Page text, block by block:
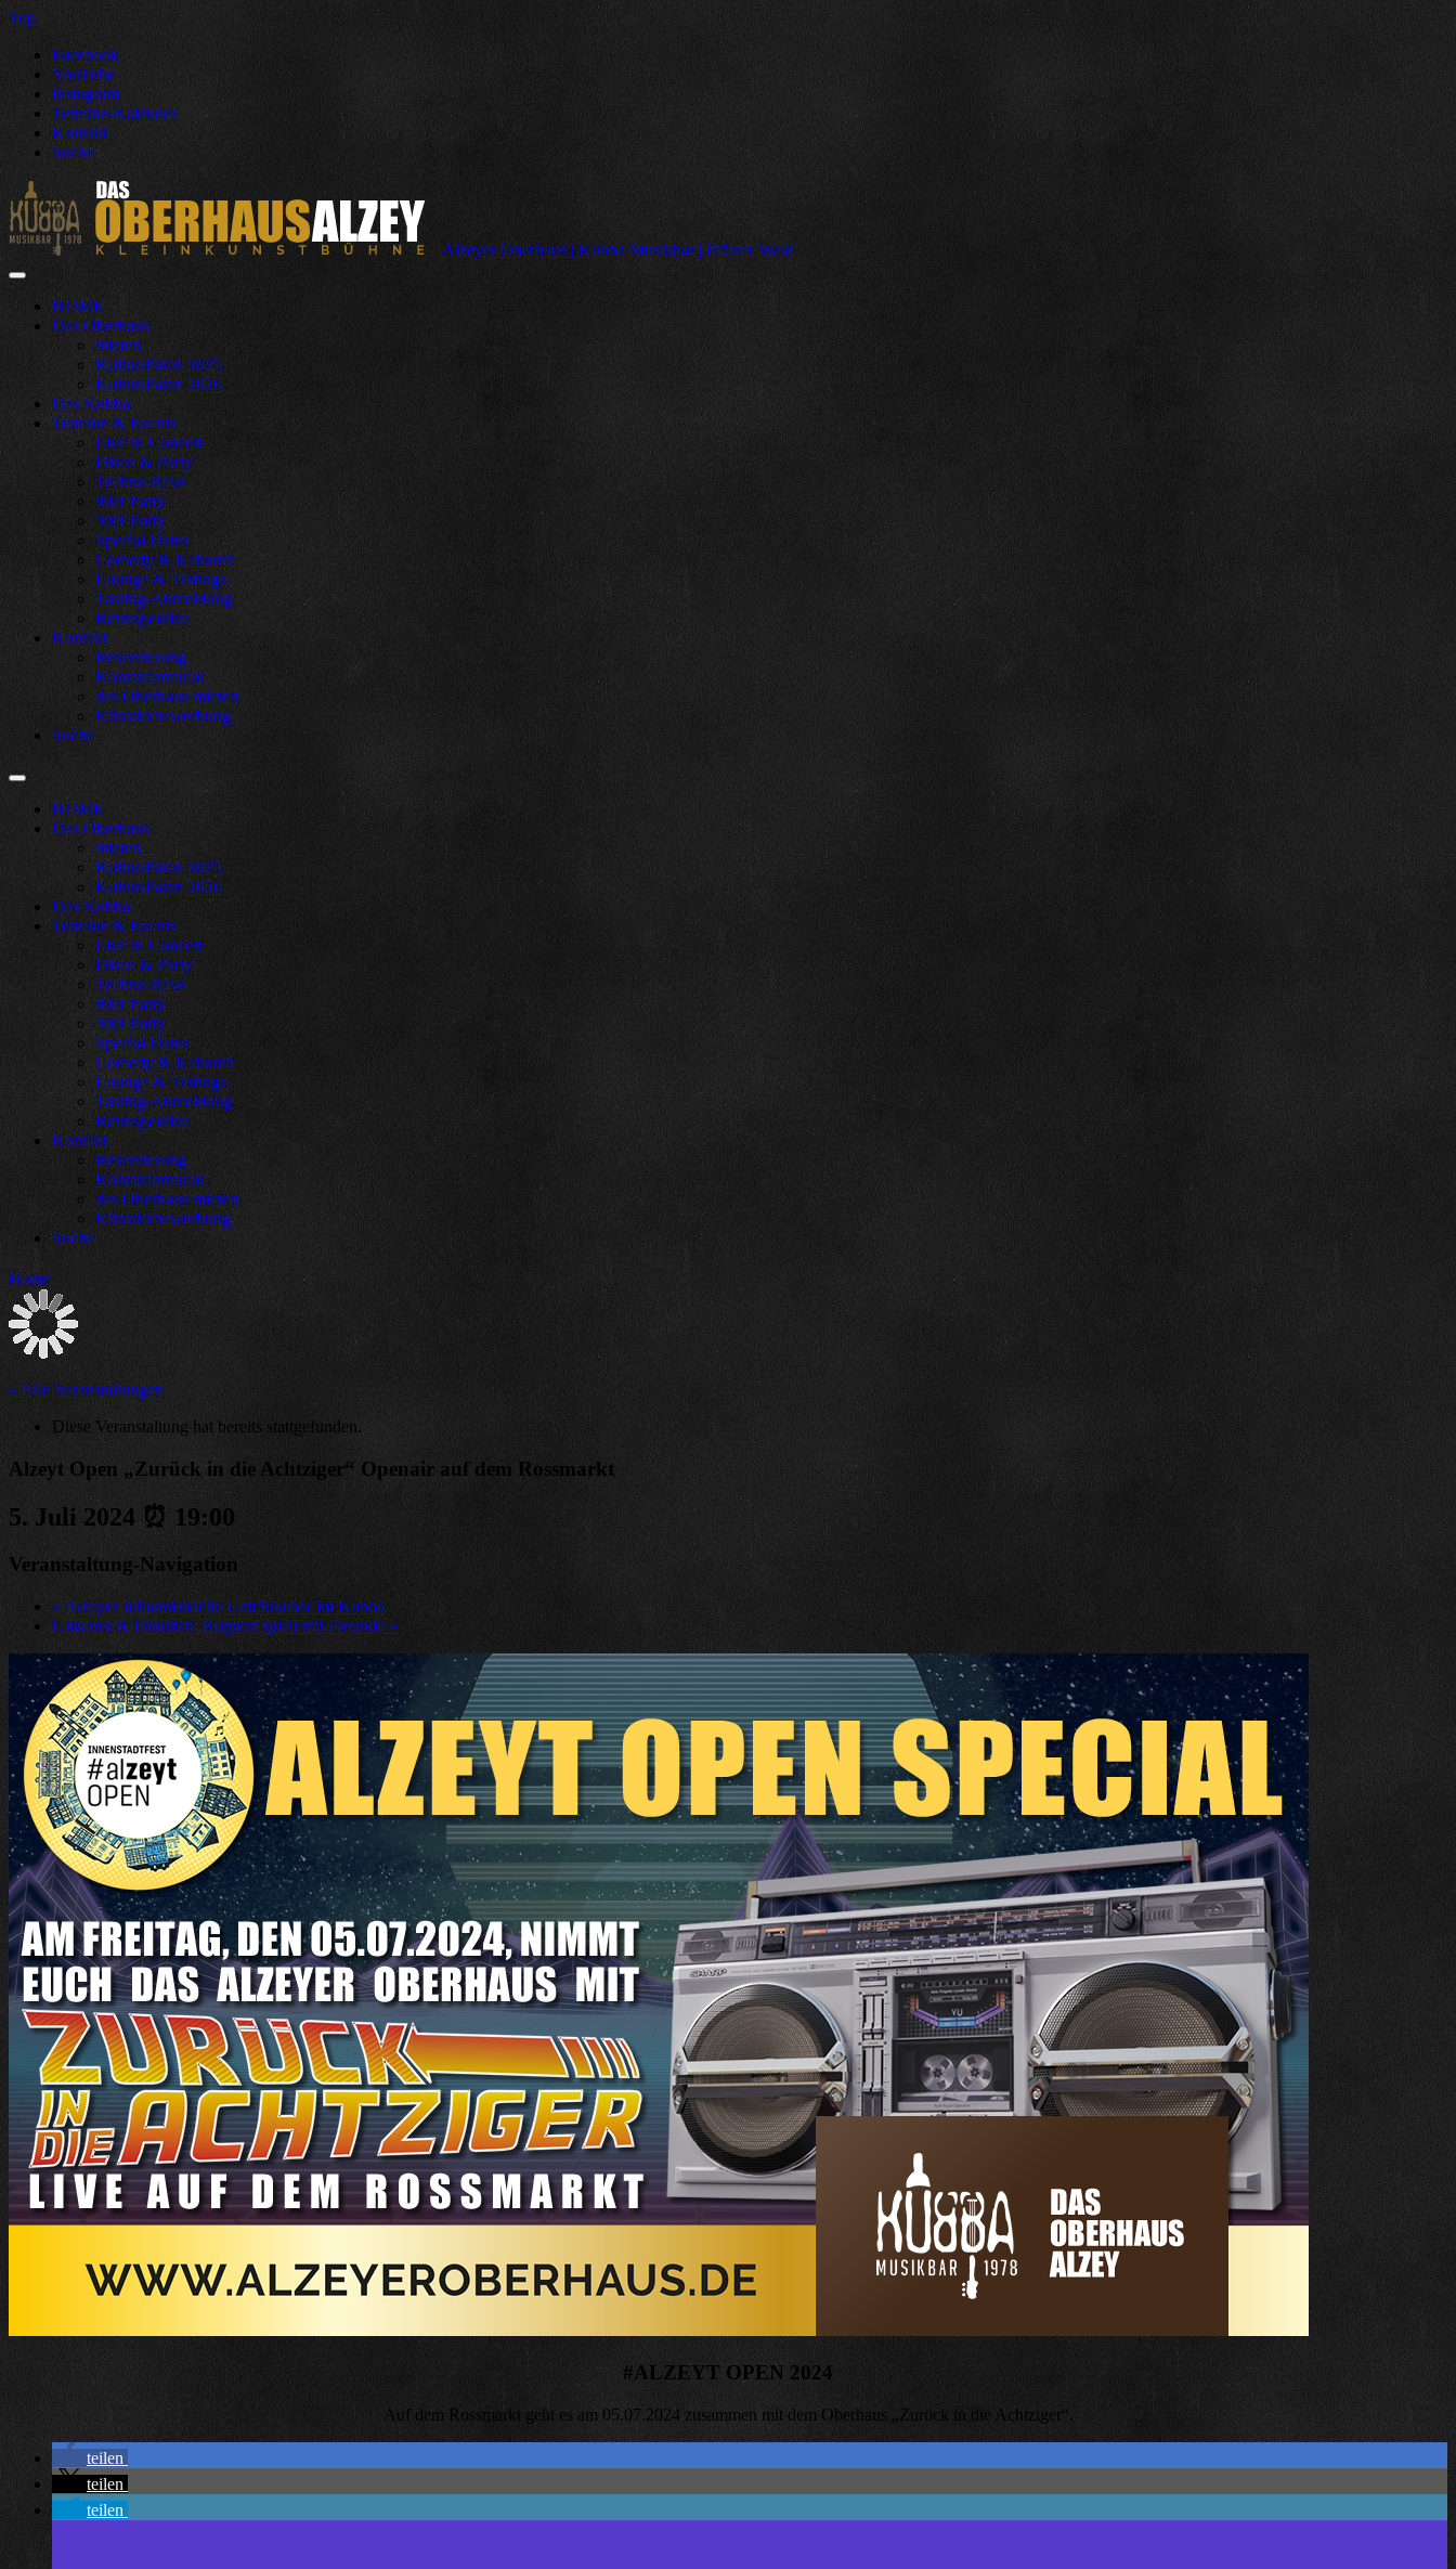
Top
Facebook
YouTube
Instagram
Termine-Kalender
Kontakt
Suche
Alzeyer Oberhaus | Kubba Musikbar | Pfälzer Wald
HOME
Das Oberhaus
mieten
Kultur-Paten 2025
Kultur-Paten 2026
Das Kubba
Termine & Events
Live in Concert
Disco & Party
Techno Rave
80er Party
90er Party
Special Dates
Comedy & Kabarett
Lounge & Tastings
Tasting-Anmeldung
Retrospektive
Kontakt
Reservierung
Kontakformular
das Oberhaus mieten
Künstlerbewerbung
Suche
HOME
Das Oberhaus
mieten
Kultur-Paten 2025
Kultur-Paten 2026
Das Kubba
Termine & Events
Live in Concert
Disco & Party
Techno Rave
80er Party
90er Party
Special Dates
Comedy & Kabarett
Lounge & Tastings
Tasting-Anmeldung
Retrospektive
Kontakt
Reservierung
Kontakformular
das Oberhaus mieten
Künstlerbewerbung
Suche
Home
« Alle Veranstaltungen
Diese Veranstaltung hat bereits stattgefunden.
Alzeyt Open „Zurück in die Achtziger“ Openair auf dem Rossmarkt
5. Juli 2024 ⏰ 19:00
Veranstaltung-Navigation
« Alzeyer Johannisnacht: Getränkebar im Kubba
Umsonst & Draußen: Ruppert spielt mit Freunde»
#ALZEYT OPEN 2024
Auf dem Rossmarkt geht es am 05.07.2024 zusammen mit dem Oberhaus „Zurück in die Achtziger“.
teilen
teilen
teilen